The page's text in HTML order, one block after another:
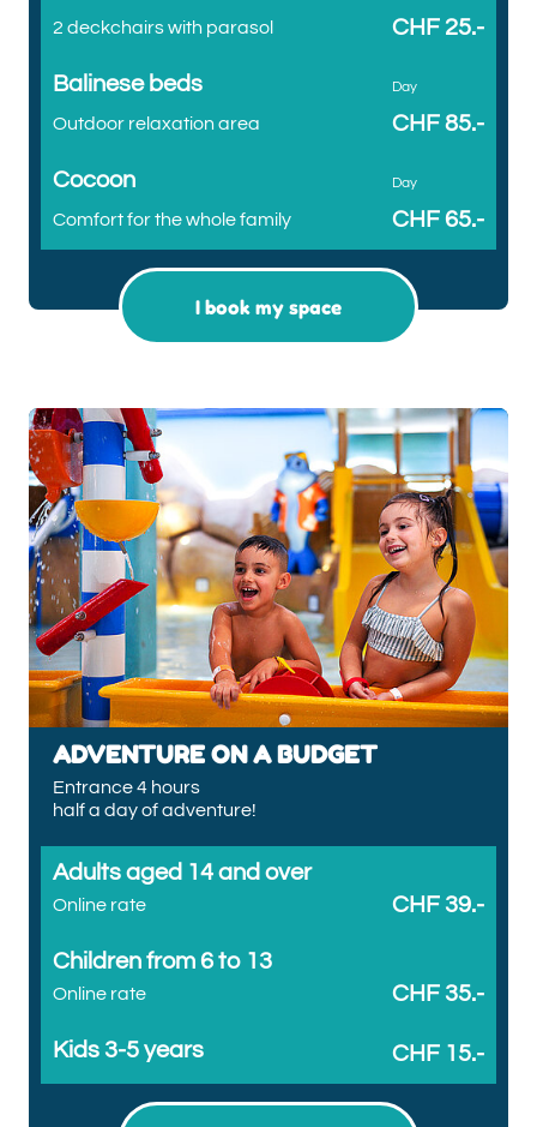
2 deckchairs with parasol CHF 25.-
Balinese beds
Outdoor relaxation area
Day
CHF 85.-
Cocoon
Comfort for the whole family
Day
CHF 65.-
I book my space
ADVENTURE ON A BUDGET
Entrance 4 hours
half a day of adventure!
Adults aged 14 and over
Online rate CHF 39.-
Children from 6 to 13
Online rate CHF 35.-
Kids 3-5 years CHF 15.-